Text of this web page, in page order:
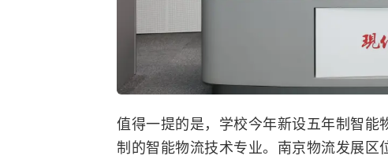
值得一提的是，学校今年新设五年制智
制的智能物流技术专业。南京物流发展区